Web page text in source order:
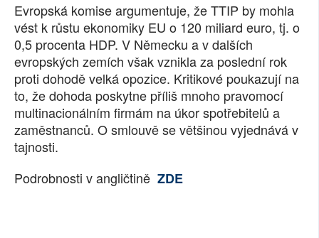
Evropská komise argumentuje, že TTIP by mohla
vést k růstu ekonomiky EU o 120 miliard euro, tj. o
0,5 procenta HDP. V Německu a v dalších
evropských zemích však vznikla za poslední rok
proti dohodě velká opozice. Kritikové poukazují na
to, že dohoda poskytne příliš mnoho pravomocí
multinacionálním firmám na úkor spotřebitelů a
zaměstnanců. O smlouvě se většinou vyjednává v
tajnosti.
Podrobnosti v angličtině ZDE